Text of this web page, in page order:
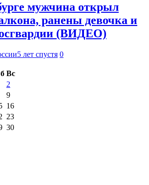
мужчина открыл
ранены девочка и
(ВИДЕО)
5 лет спустя 0
Вс
2
9
16
23
30